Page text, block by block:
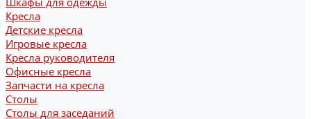
Кресла
Детские кресла
Игровые кресла
Кресла руководителя
Офисные кресла
Запчасти на кресла
Столы
Столы для заседаний